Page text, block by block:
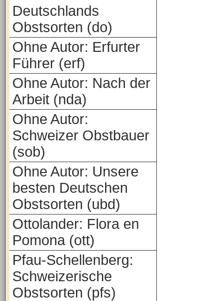
Deutschlands
Obstsorten (do)
Ohne Autor: Erfurter
Führer (erf)
Ohne Autor: Nach der
Arbeit (nda)
Ohne Autor:
Schweizer Obstbauer
(sob)
Ohne Autor: Unsere
besten Deutschen
Obstsorten (ubd)
Ottolander: Flora en
Pomona (ott)
Pfau-Schellenberg:
Schweizerische
Obstsorten (pfs)